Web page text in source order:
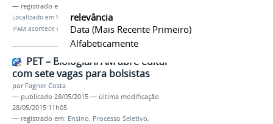
relevância
Data (mais Recente Primeiro)
Alfabeticamente
— registrado em:
Localizado em Notícias /V Encontro Pedagógico do
IFAM acontece de 02 a 6 de outubro
PET – Biologia/IFAM abre edital
com sete vagas para bolsistas
por Fagner Costa
— publicado 28/05/2015 — última modificação
28/05/2015 11h05
— registrado em: Ensino, Processo Seletivo,